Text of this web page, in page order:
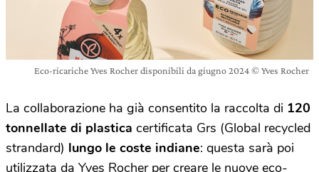
Eco-ricariche Yves Rocher disponibili da giugno 2024 © Yves Rocher
La collaborazione ha già consentito la raccolta di 120
tonnellate di plastica certificata Grs (Global recycled
strandard) lungo le coste indiane: questa sarà poi
utilizzata da Yves Rocher per creare le nuove eco-